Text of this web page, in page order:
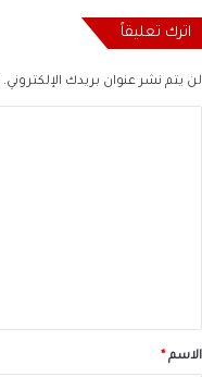
اترك تعليقاً
لن يتم نشر عنوان بريدك الإلكتروني.
*الاسم *